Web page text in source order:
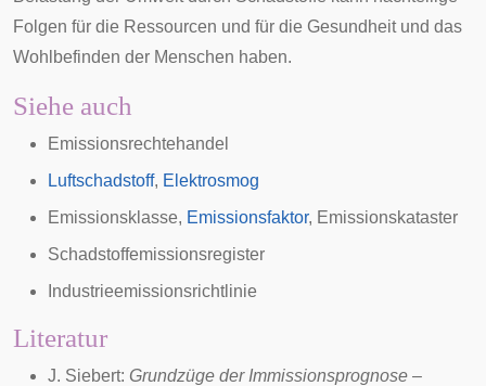
Folgen für die Ressourcen und für die Gesundheit und das
Wohlbefinden der Menschen haben.
Siehe auch
Emissionsrechtehandel
Luftschadstoff, Elektrosmog
Emissionsklasse, Emissionsfaktor, Emissionskataster
Schadstoffemissionsregister
Industrieemissionsrichtlinie
Literatur
J. Siebert: Grundzüge der Immissionsprognose –